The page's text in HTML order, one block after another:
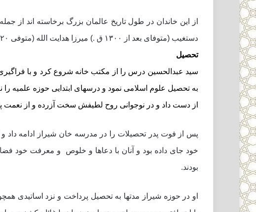
دستغیب (متوفاى بعد از ۱۳۰۰ ق .) میرزا هدایت الله (متوفى ۱۳۲۰ ق .) میرزاابومحمد دستغیب و آقا سید محمد تقى پدر سید عبدالحسین .
تحصیل
سید عبدالحسین درس را از مکتب خانه شروع کرد و با
از دست داد و در نوجوانى روح لطیفش سخت آزرده و از
پس از فوت پدر تحصیلات را در مدرسه خان شیراز ادامه داد و
خود جاى داده بود و آنان با دعاها و خلوص ‍ و معرفت خود
بودند.
او در حوزه شیراز مدتها به تحصیل پرداخت و نزد اساتیدى